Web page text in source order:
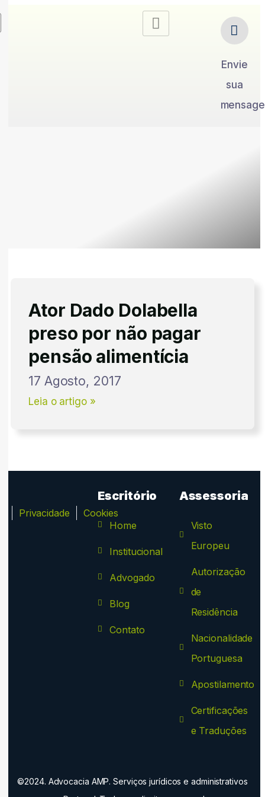
Envie
sua
Ator Dado Dolabella
preso por não pagar
pensão alimentícia
17 Agosto, 2017
Leia o artigo »
Privacidade Cookies
Escritório
Home
Institucional
Advogado
Blog
Contato
Assessoria
Visto
Europeu
Autorização
de
Residência
Nacionalidade
Portuguesa
Apostilamento
Certificações
e Traduções
©2024. Advocacia AMP. Serviços jurídicos e administrativos